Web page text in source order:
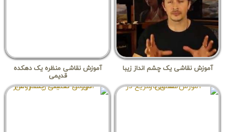
آموزش نقاشی یک چشم انداز زیبا
آموزش نقاشی منظره یک دهکده
قدیمی